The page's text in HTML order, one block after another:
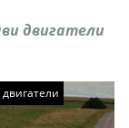
двигатели